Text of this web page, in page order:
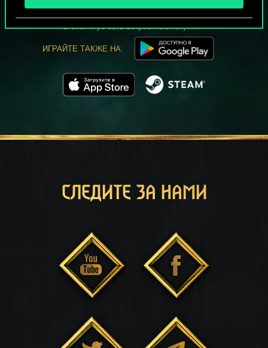
В этой игре есть встроенные покупки
ИГРАЙТЕ ТАКЖЕ НА:
СЛЕДИТЕ ЗА НАМИ